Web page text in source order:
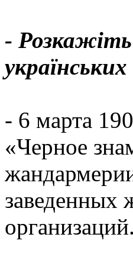
-
- 6 марта
«Черное
заведенных
организаций.